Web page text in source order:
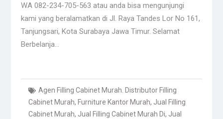
WA 082-234-705-563 atau anda bisa mengunjungi
kami yang beralamatkan di Jl. Raya Tandes Lor No 161,
Tanjungsari, Kota Surabaya Jawa Timur. Selamat
Berbelanja…
Agen Filling Cabinet Murah. Distributor Filling
Cabinet Murah, Furniture Kantor Murah, Jual Filling
Cabinet Murah, Jual Filling Cabinet Murah Di, Jual